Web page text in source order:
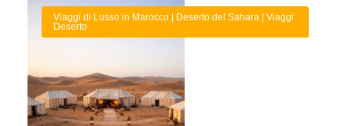
Viaggi di Lusso in Marocco | Deserto del Sahara | Viaggi
Deserto